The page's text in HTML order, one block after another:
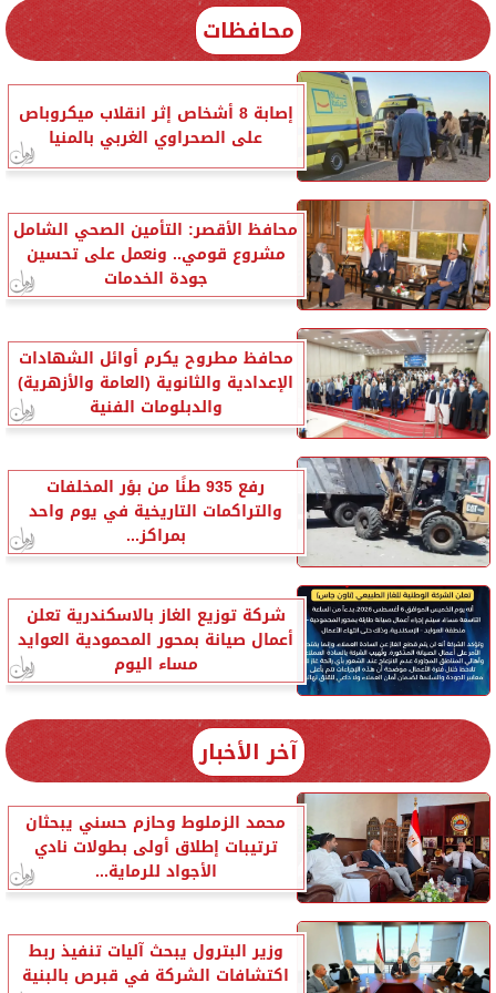
محافظات
إصابة 8 أشخاص إثر انقلاب ميكروباص
على الصحراوي الغربي بالمنيا
محافظ الأقصر: التأمين الصحي الشامل
مشروع قومي.. ونعمل على تحسين
جودة الخدمات
محافظ مطروح يكرم أوائل الشهادات
الإعدادية والثانوية (العامة والأزهرية)
والدبلومات الفنية
رفع 935 طنًا من بؤر المخلفات
والتراكمات التاريخية في يوم واحد
بمراكز...
شركة توزيع الغاز بالاسكندرية تعلن
أعمال صيانة بمحور المحمودية العوايد
مساء اليوم
آخر الأخبار
محمد الزملوط وحازم حسني يبحثان
ترتيبات إطلاق أولى بطولات نادي
الأجواد للرماية...
وزير البترول يبحث آليات تنفيذ ربط
اكتشافات الشركة في قبرص بالبنية